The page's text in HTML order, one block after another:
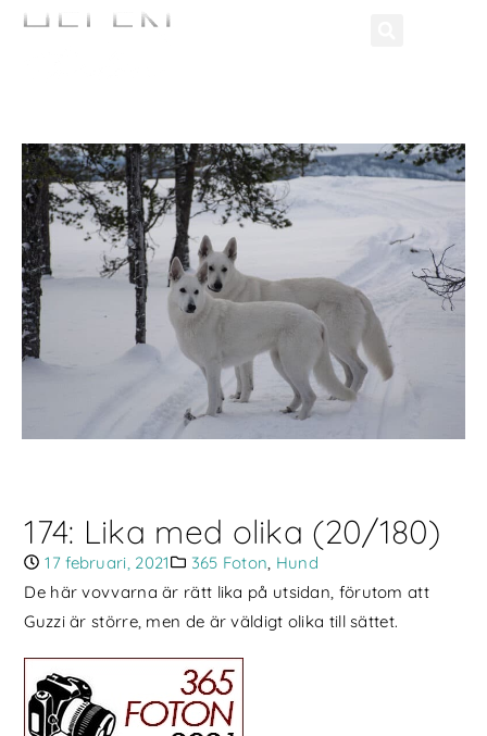
174: Lika med olika (20/180)
17 februari, 2021 365 Foton Hund
De här vovvarna är rätt lika på utsidan, förutom att
Guzzi är större, men de är väldigt olika till sättet.